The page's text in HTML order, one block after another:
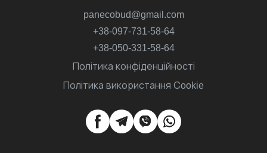
panecobud@gmail.com
+38-097-731-58-64
+38-050-331-58-64
Політика конфіденційності
Політика використання Сookie